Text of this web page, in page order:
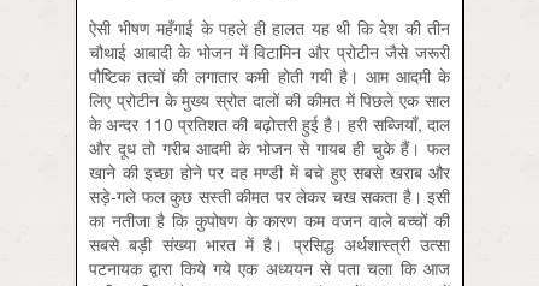
ऐसी भीषण महँगाई के पहले ही हालत यह थी कि देश की तीन
चौथाई आबादी के भोजन में विटामिन और प्रोटीन जैसे जरूरी
पौष्टिक तत्वों की लगातार कमी होती गयी है। आम आदमी के
लिए प्रोटीन के मुख्य स्रोत दालों की कीमत में पिछले एक साल
के अन्दर 110 प्रतिशत की बढ़ोत्तरी हुई है। हरी सब्जियाँ, दाल
और दूध तो गरीब आदमी के भोजन से गायब ही चुके हैं। फल
खाने की इच्छा होने पर वह मण्डी में बचे हुए सबसे खराब और
सड़े-गले फल कुछ सस्ती कीमत पर लेकर चख सकता है। इसी
का नतीजा है कि कुपोषण के कारण कम वजन वाले बच्चों की
सबसे बड़ी संख्या भारत में है। प्रसिद्ध अर्थशास्त्री उत्सा
पटनायक द्वारा किये गये एक अध्‍ययन से पता चला कि आज